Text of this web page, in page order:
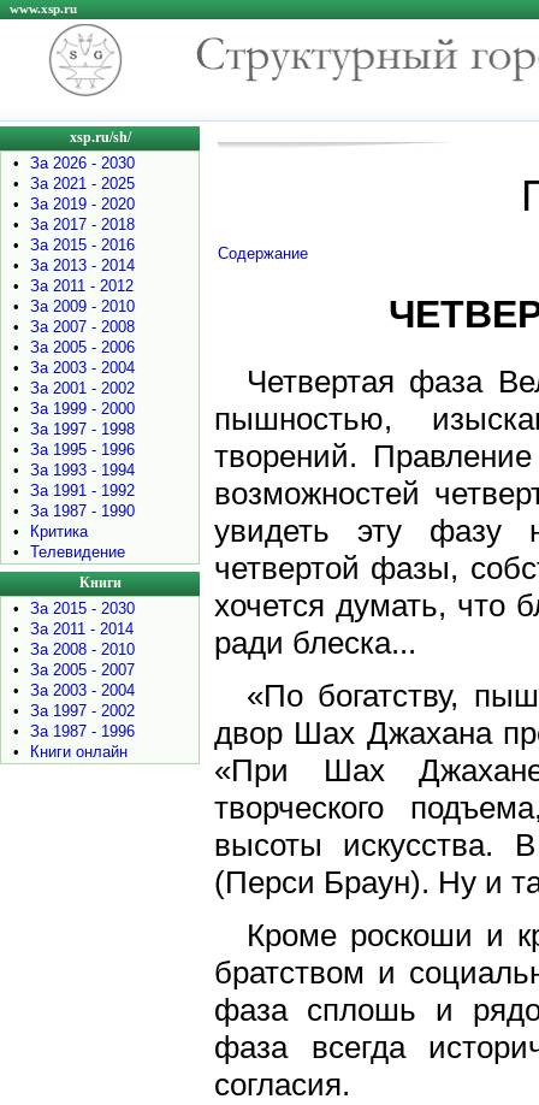
www.xsp.ru
xsp.ru/sh/
•
За 2026 - 2030
•
За 2021 - 2025
•
За 2019 - 2020
•
За 2017 - 2018
•
За 2015 - 2016
•
За 2013 - 2014
•
За 2011 - 2012
•
За 2009 - 2010
•
За 2007 - 2008
•
За 2005 - 2006
•
За 2003 - 2004
•
За 2001 - 2002
•
За 1999 - 2000
•
За 1997 - 1998
•
За 1995 - 1996
•
За 1993 - 1994
•
За 1991 - 1992
•
За 1987 - 1990
•
Критика
•
Телевидение
Книги
•
За 2015 - 2030
•
За 2011 - 2014
•
За 2008 - 2010
•
За 2005 - 2007
•
За 2003 - 2004
•
За 1997 - 2002
•
За 1987 - 1996
•
Книги онлайн
Содержание
Четвертая фаза
пышностью,
творений.
возможностей
увидеть эту фазу
четвертой фазы,
хочется думать, что
ради блеска...
«По богатству,
двор Шах Джахана
«При Шах Джахане
творческого
высоты искусства.
(Перси Браун). Ну и
Кроме роскоши и
братством и
фаза сплошь и
фаза всегда
согласия.